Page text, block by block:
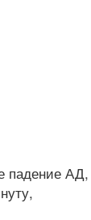
падение АД,